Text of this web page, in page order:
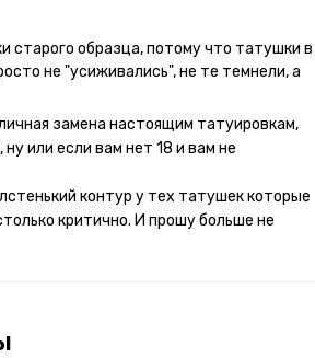
старого образца, потому что татушки в
не "усиживались", не те темнели, а
сделала фризби дог и он через сутки
звезды потому что у меня ещё очень
замена настоящим татуировкам,
или если вам нет 18 и вам не
контур у тех татушек которые
критично. И прошу больше не